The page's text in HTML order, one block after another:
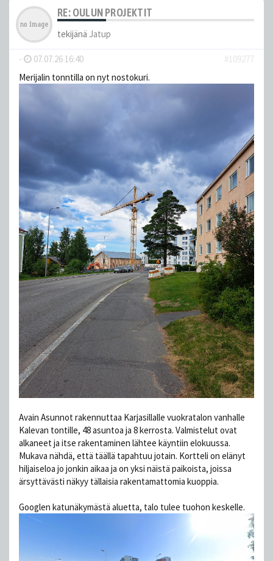
RE: OULUN PROJEKTIT
tekijänä Jatup
- 07.07.26 16:40
#109277
Merijalin tonntilla on nyt nostokuri.
Avain Asunnot rakennuttaa Karjasillalle vuokratalon vanhalle
Kalevan tontille, 48 asuntoa ja 8 kerrosta. Valmistelut ovat
alkaneet ja itse rakentaminen lähtee käyntiin elokuussa.
Mukava nähdä, että täällä tapahtuu jotain. Kortteli on elänyt
hiljaiseloa jo jonkin aikaa ja on yksi näistä paikoista, joissa
ärsyttävästi näkyy tällaisia rakentamattomia kuoppia.
Googlen katunäkymästä aluetta, talo tulee tuohon keskelle.